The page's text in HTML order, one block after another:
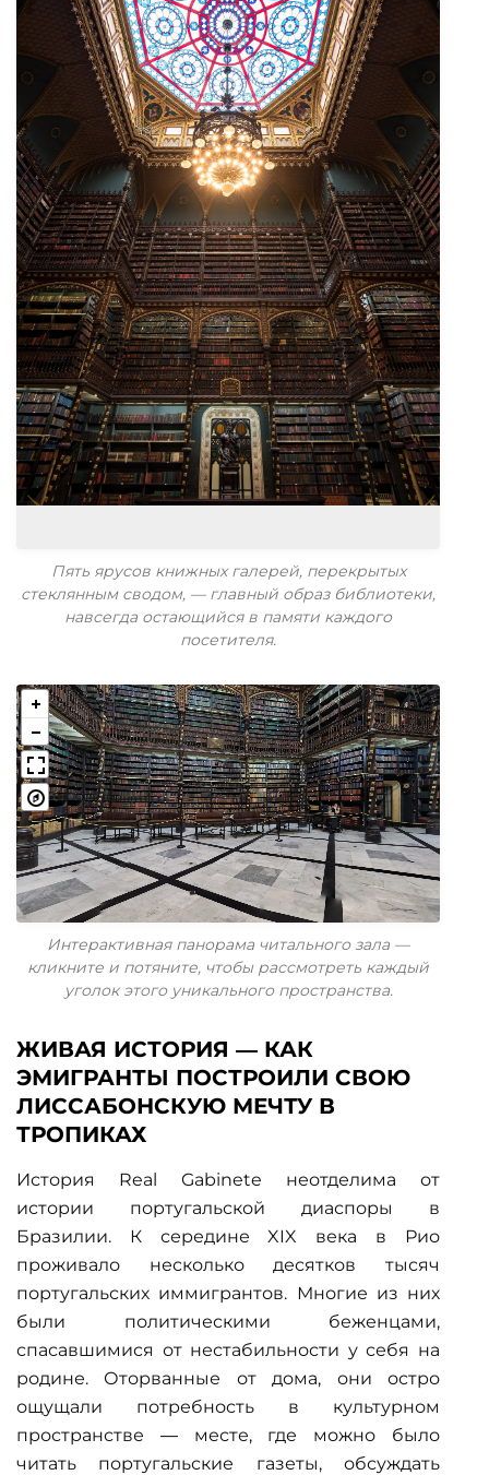
Пять ярусов книжных галерей, перекрытых
стеклянным сводом, — главный образ библиотеки,
навсегда остающийся в памяти каждого
посетителя.
Интерактивная панорама читального зала —
кликните и потяните, чтобы рассмотреть каждый
уголок этого уникального пространства.
ЖИВАЯ ИСТОРИЯ — КАК
ЭМИГРАНТЫ ПОСТРОИЛИ СВОЮ
ЛИССАБОНСКУЮ МЕЧТУ В
ТРОПИКАХ
История Real Gabinete неотделима от
истории португальской диаспоры в
Бразилии. К середине XIX века в Рио
проживало несколько десятков тысяч
португальских иммигрантов. Многие из них
были политическими беженцами,
спасавшимися от нестабильности у себя на
родине. Оторванные от дома, они остро
ощущали потребность в культурном
пространстве — месте, где можно было
читать португальские газеты, обсуждать